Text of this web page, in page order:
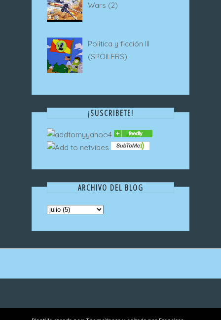
Wars (2)
Política y ficción III
(SPOILERS)
¡SUSCRIBETE!
ARCHIVO DEL BLOG